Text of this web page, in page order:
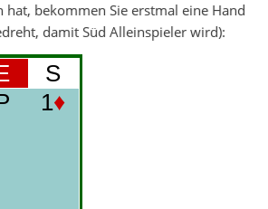
hat, bekommen Sie erstmal eine Hand
damit Süd Alleinspieler wird):